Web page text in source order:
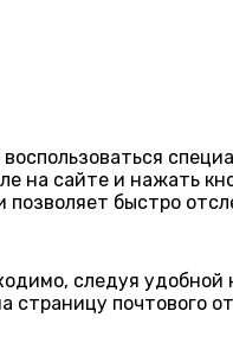
на сайте и нажать
быстро
следуя
почтового